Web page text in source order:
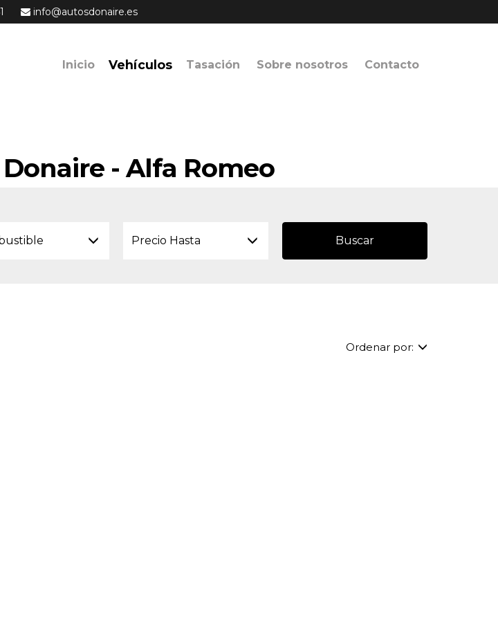
info@autosdonaire.es
Inicio Vehículos Tasación Sobre nosotros Contacto
- Alfa Romeo
Precio Hasta Buscar
Ordenar por: